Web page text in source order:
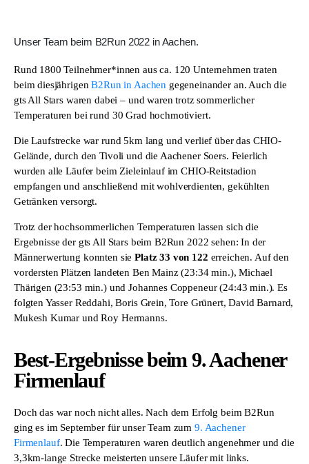
Unser Team beim B2Run 2022 in Aachen.
Rund 1800 Teilnehmer*innen aus ca. 120 Unternehmen traten
beim diesjährigenB2Run in Aachen gegeneinander an. Auch die
gts All Stars waren dabei – und waren trotz sommerlicher
Temperaturen bei rund 30 Grad hochmotiviert.
Die Laufstrecke war rund 5km lang und verlief über das CHIO-
Gelände, durch den Tivoli und die Aachener Soers. Feierlich
wurden alle Läufer beim Zieleinlauf im CHIO-Reitstadion
empfangen und anschließend mit wohlverdienten, gekühlten
Getränken versorgt.
Trotz der hochsommerlichen Temperaturen lassen sich die
Ergebnisse der gts All Stars beim B2Run 2022 sehen: In der
Männerwertung konnten siePlatz 33 von 122 erreichen. Auf den
vordersten Plätzen landeten Ben Mainz (23:34 min.), Michael
Thärigen (23:53 min.) und Johannes Coppeneur (24:43 min.). Es
folgten Yasser Reddahi, Boris Grein, Tore Grünert, David Barnard,
Mukesh Kumar und Roy Hermanns.
Best-Ergebnisse beim 9. Aachener
Firmenlauf
Doch das war noch nicht alles. Nach dem Erfolg beim B2Run
ging es im September für unser Team zum9. Aachener
Firmenlauf. Die Temperaturen waren deutlich angenehmer und die
3,3km-lange Strecke meisterten unsere Läufer mit links.